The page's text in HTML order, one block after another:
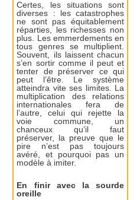
Certes, les situations sont
diverses : les catastrophes
ne sont pas équitablement
réparties, les richesses non
plus. Les emmerdements en
tous genres se multiplient.
Souvent, ils laissent chacun
s’en sortir comme il peut et
tenter de préserver ce qui
peut l’être. Le système
atteindra vite ses limites. La
multiplication des relations
internationales fera de
l’autre, celui qui rejette la
voie commune, un
chanceux qu’il faut
préserver, la preuve que le
pire n’est pas toujours
avéré, et pourquoi pas un
modèle à imiter.
En finir avec la sourde
oreille